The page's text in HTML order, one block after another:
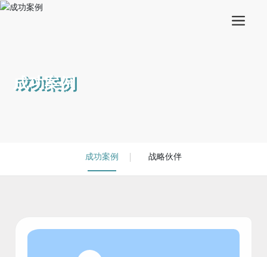
成功案例
成功案例 战略伙伴